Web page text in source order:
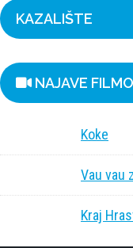
KAZALIŠTE
NAJAVE
Koke
Vau vau
Kraj